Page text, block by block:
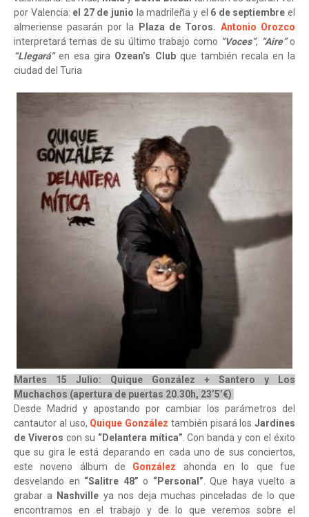
por Valencia: el 27 de junio la madrileña y el 6 de septiembre el
almeriense pasarán por la
Plaza de Toros. Antonio Orozco
interpretará temas de su último trabajo como “Voces”, “Aire”o
“Llegará”en esa gira Ozean’s Clubque también recala en la
ciudad del Turia
Martes 15 Julio: Quique González + Santero y Los
Muchachos (apertura de puertas 20.30h, 23’5’€)
Desde Madrid y apostando por cambiar los parámetros del
cantautor al uso, Quique González también pisará los Jardines
de Viveros con su “Delantera mítica”. Con banda y con el éxito
que su gira le está deparando en cada uno de sus conciertos,
este noveno álbum de González ahonda en lo que fue
desvelando en “Salitre 48” o “Personal”. Que haya vuelto a
grabar a Nashville ya nos deja muchas pinceladas de lo que
encontramos en el trabajo y de lo que veremos sobre el